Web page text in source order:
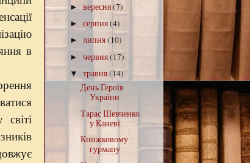
в
►вересня(7)
►серпня(4)
►липня(10)
►червня(17)
▼травня(14)
День Героїв
України
Тарас Шевченко
у Каневі
Книжковому
гурману